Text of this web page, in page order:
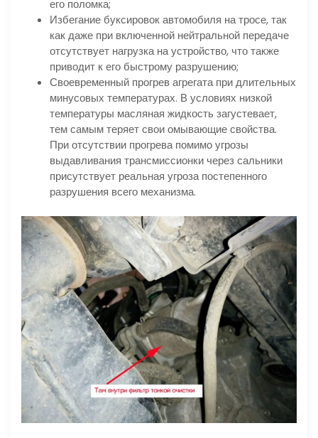
его поломка;
Избегание буксировок автомобиля на тросе, так
как даже при включенной нейтральной передаче
отсутствует нагрузка на устройство, что также
приводит к его быстрому разрушению;
Своевременный прогрев агрегата при длительных
минусовых температурах. В условиях низкой
температуры масляная жидкость загустевает,
тем самым теряет свои омывающие свойства.
При отсутствии прогрева помимо угрозы
выдавливания трансмиссионки через сальники
присутствует реальная угроза постепенного
разрушения всего механизма.